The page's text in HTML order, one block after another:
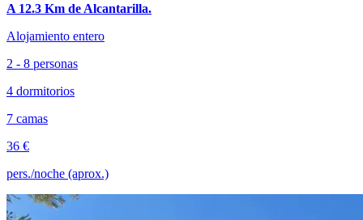
A 12.3 Km de Alcantarilla.
Alojamiento entero
2 - 8 personas
4 dormitorios
7 camas
36 €
pers./noche (aprox.)